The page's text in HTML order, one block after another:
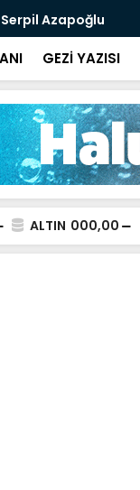
Azapoğlu
ANI GEZİ YAZISI
ALTIN 000,00